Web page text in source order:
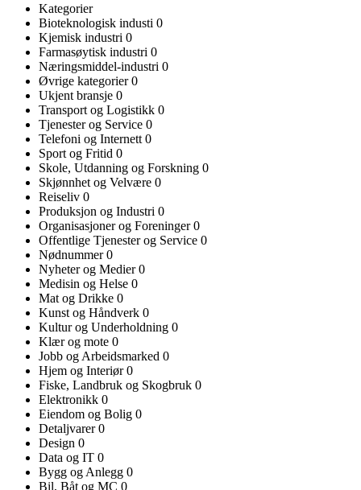
Kategorier
Bioteknologisk industi 0
Kjemisk industri 0
Farmasøytisk industri 0
Næringsmiddel-industri 0
Øvrige kategorier0
Ukjent bransje 0
Transport og Logistikk 0
Tjenester og Service 0
Telefoni og Internett 0
Sport og Fritid 0
Skole, Utdanning og Forskning 0
Skjønnhet og Velvære 0
Reiseliv 0
Produksjon og Industri 0
Organisasjoner og Foreninger0
Offentlige Tjenester og Service 0
Nødnummer0
Nyheter og Medier0
Medisin og Helse 0
Mat og Drikke 0
Kunst og Håndverk 0
Kultur og Underholdning 0
Klær og mote 0
Jobb og Arbeidsmarked 0
Hjem og Interiør0
Fiske, Landbruk og Skogbruk 0
Elektronikk 0
Eiendom og Bolig 0
Detaljvarer0
Design 0
Data og IT 0
Bygg og Anlegg 0
Bil, Båt og MC 0